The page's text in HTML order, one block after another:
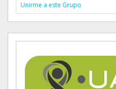
Unirme a este Grupo